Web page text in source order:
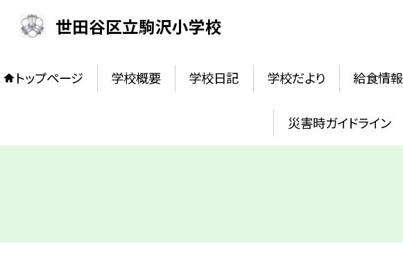
世田谷区立駒沢小学校
トップページ 学校概要 学校日記 学校だより 給食情報
災害時ガイドライン